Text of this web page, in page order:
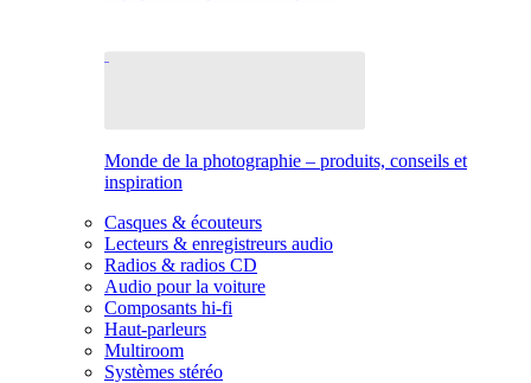
Monde de la photographie – produits, conseils et
inspiration
Casques & écouteurs
Lecteurs & enregistreurs audio
Radios & radios CD
Audio pour la voiture
Composants hi-fi
Haut-parleurs
Multiroom
Systèmes stéréo